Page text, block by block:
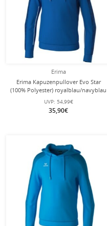
Erima
Erima Kapuzenpullover Evo Star
(100% Polyester) royalblau/navyblau
Kinder
UVP: 54,99€
35,90€